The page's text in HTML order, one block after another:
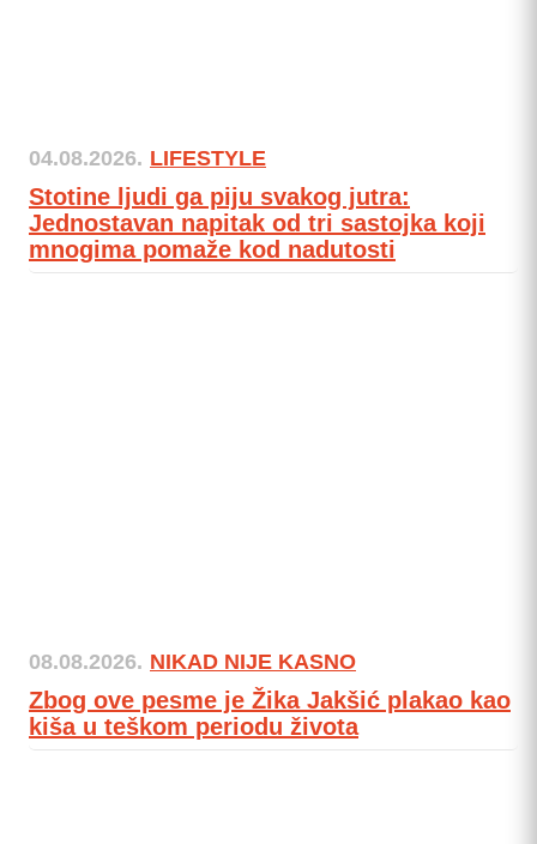
04.08.2026. LIFESTYLE
Stotine ljudi ga piju svakog jutra:
Jednostavan napitak od tri sastojka koji
mnogima pomaže kod nadutosti
08.08.2026. NIKAD NIJE KASNO
Zbog ove pesme je Žika Jakšić plakao kao
kiša u teškom periodu života